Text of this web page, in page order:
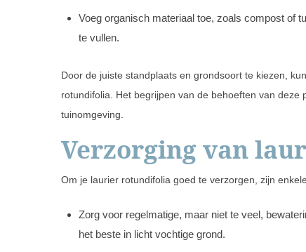
Voeg organisch materiaal toe, zoals compost of
te vullen.
Door de juiste standplaats en grondsoort te kiezen,
rotundifolia. Het begrijpen van de behoeften van
tuinomgeving.
Verzorging van
Om je laurier rotundifolia goed te verzorgen, zijn
Zorg voor regelmatige, maar niet te veel,
het beste in licht vochtige grond.